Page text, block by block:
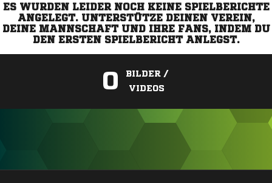
ES WURDEN LEIDER NOCH KEINE SPIELBERICHTE
ANGELEGT. UNTERSTÜTZE DEINEN VEREIN,
DEINE MANNSCHAFT UND IHRE FANS, INDEM DU
DEN ERSTEN SPIELBERICHT ANLEGST.
0
BILDER /
VIDEOS